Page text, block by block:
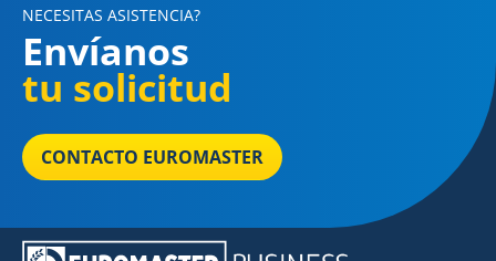
NECESITAS ASISTENCIA?
Envíanos
tu solicitud
CONTACTO EUROMASTER